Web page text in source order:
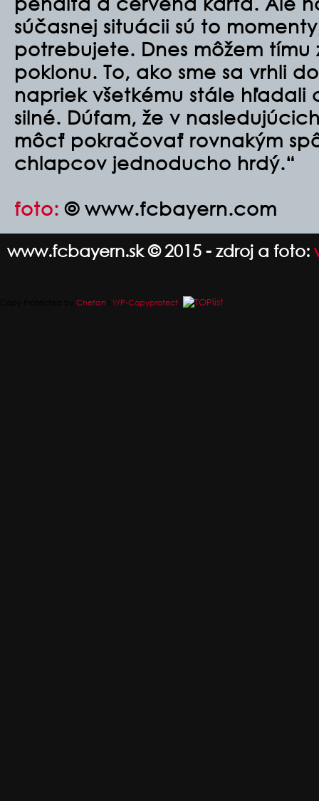
súčasnej situácii sú to
potrebujete. Dnes môžem tímu
poklonu. To, ako sme sa vrhli
napriek všetkému stále hľadali
silné. Dúfam, že v
môcť pokračovať rovnakým
chlapcov jednoducho hrdý.“
foto:© www.fcbayern.com
www.fcbayern.sk © 2015 - zdroj a foto:
Chetan WP-Copyprotect